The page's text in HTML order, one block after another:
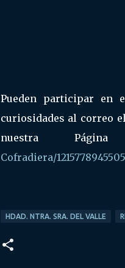
Pueden participar en
curiosidades al correo
nuestra
Cofradiera/
HDAD. NTRA. SRA. DEL VALLE